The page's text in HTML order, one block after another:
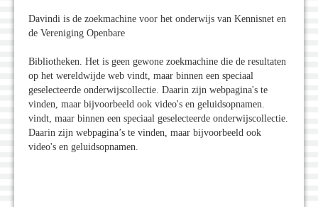
Davindi is de zoekmachine voor het onderwijs van Kennisnet en
de Vereniging Openbare
Bibliotheken. Het is geen gewone zoekmachine die de resultaten
op het wereldwijde web vindt, maar binnen een speciaal
geselecteerde onderwijscollectie. Daarin zijn webpagina's te
vinden, maar bijvoorbeeld ook video's en geluidsopnamen.
vindt, maar binnen een speciaal geselecteerde onderwijscollectie.
Daarin zijn webpagina’s te vinden, maar bijvoorbeeld ook
video's en geluidsopnamen.